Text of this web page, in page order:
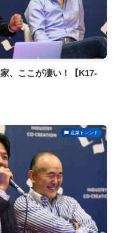
、ここが凄い！【K17-
産業トレンド